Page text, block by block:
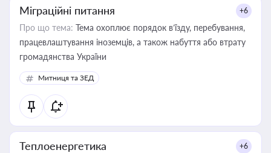
Міграційні питання +6
Про що тема: Тема охоплює порядок в’їзду, перебування,
працевлаштування іноземців, а також набуття або втрату
громадянства України
Митниця та ЗЕД
Теплоенергетика +6